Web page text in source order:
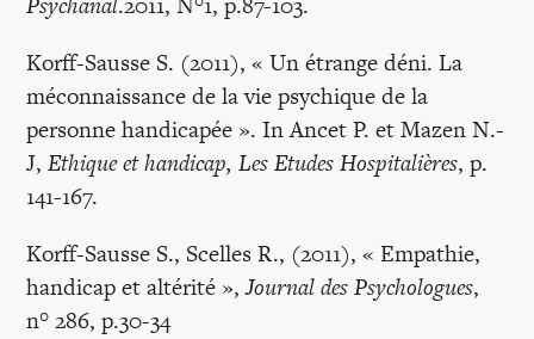
Korff-Sausse S. (2011), « Un étrange déni. La
méconnaissance de la vie psychique de la
personne handicapée ». In Ancet P. et Mazen N.-
J,Ethique et handicap, Les Etudes Hospitalières, p.
141-167.
Korff-Sausse S., Scelles R., (2011), « Empathie,
handicap et altérité »,Journal des Psychologues,
n° 286, p.30-34